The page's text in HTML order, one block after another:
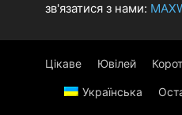
зв'язатися з нами:
Цікаве Ювілей
Українська